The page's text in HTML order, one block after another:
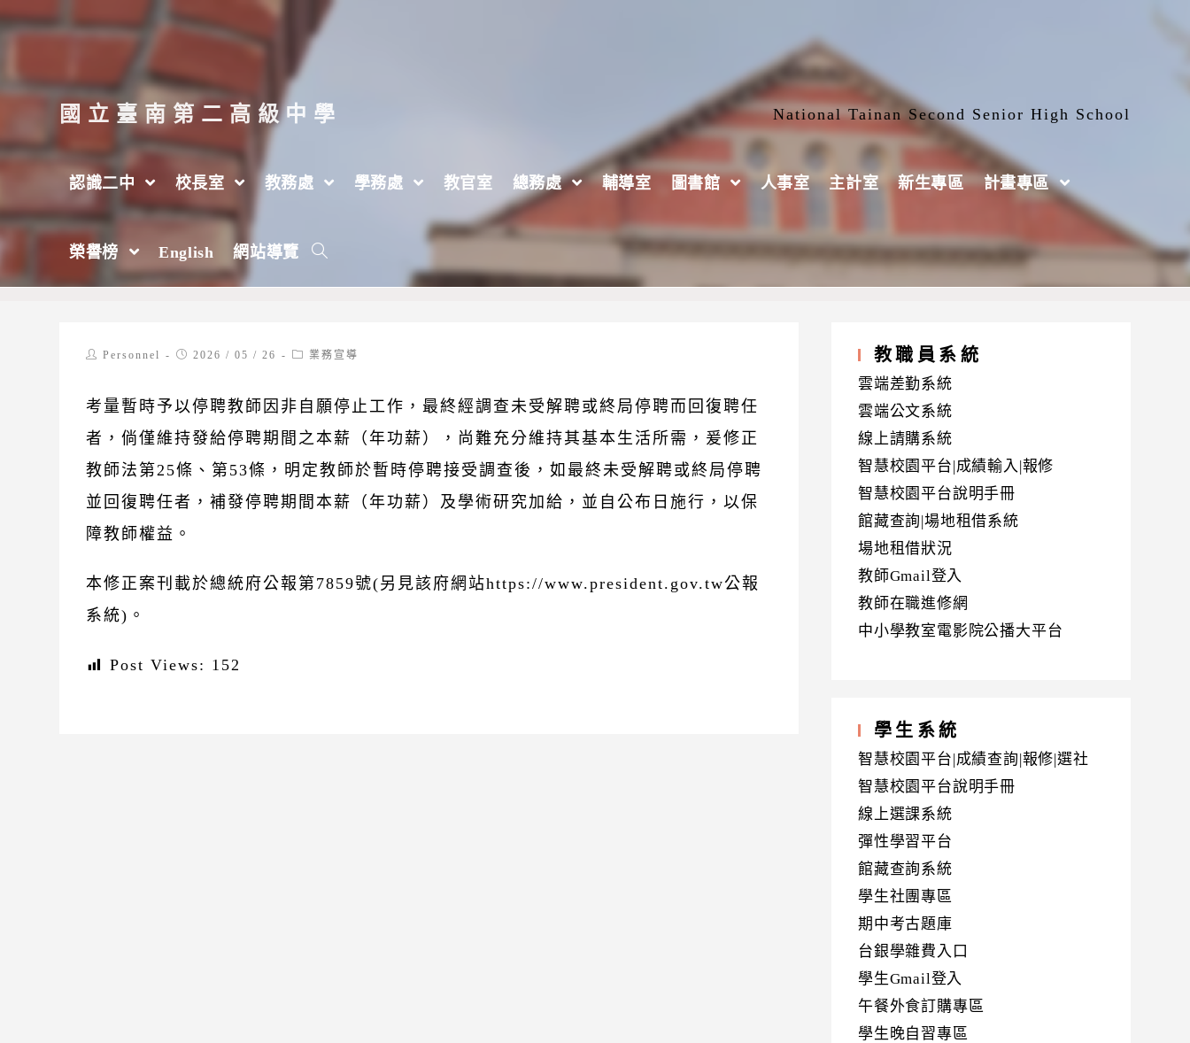
跳
至
要
內
容
國立臺南第二高級中學 National Tainan Second Senior High School
認識二中 校長室 教務處 學務處 教官室 總務處 輔導室 圖書館 人事室 主計室 新生專區 計畫專區
榮譽榜 English 網站導覽
教育部修正教師法第25條及第53條條文
2026 年 > 5 月 > 26 日
PostPersonnel
Post2026 / 05 / 26
Post業務宣導
考量暫時予以停聘教師因非自願停止工作，最終經調查未受解聘或終局停聘而回復聘任
者，倘僅維持發給停聘期間之本薪（年功薪），尚難充分維持其基本生活所需，爰修正
教師法第25條、第53條，明定教師於暫時停聘接受調查後，如最終未受解聘或終局停聘
並回復聘任者，補發停聘期間本薪（年功薪）及學術研究加給，並自公布日施行，以保
障教師權益。
本修正案刊載於總統府公報第7859號(另見該府網站https://www.president.gov.tw公報
系統)。
Post Views: 152
教職員系統
雲端差勤系統
雲端公文系統
線上請購系統
智慧校園平台|成績輸入|報修
智慧校園平台說明手冊
館藏查詢|場地租借系統
場地租借狀況
教師Gmail登入
教師在職進修網
中小學教室電影院公播大平台
學生系統
智慧校園平台|成績查詢|報修|選社
智慧校園平台說明手冊
線上選課系統
彈性學習平台
館藏查詢系統
學生社團專區
期中考古題庫
台銀學雜費入口
學生Gmail登入
午餐外食訂購專區
學生晚自習專區